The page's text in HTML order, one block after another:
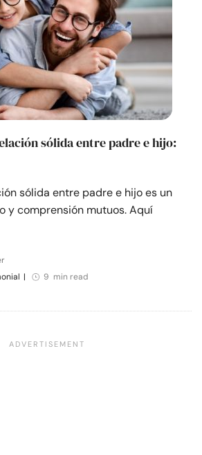
sólida entre padre e hijo:
sólida entre padre e hijo es un
y comprensión mutuos. Aquí
| 9 min read